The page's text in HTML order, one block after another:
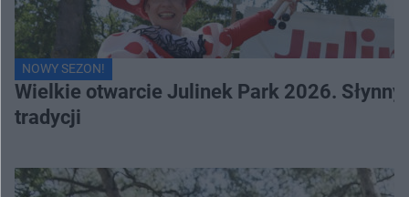
NOWY SEZON!
Wielkie otwarcie Julinek Park 2026.
tradycji